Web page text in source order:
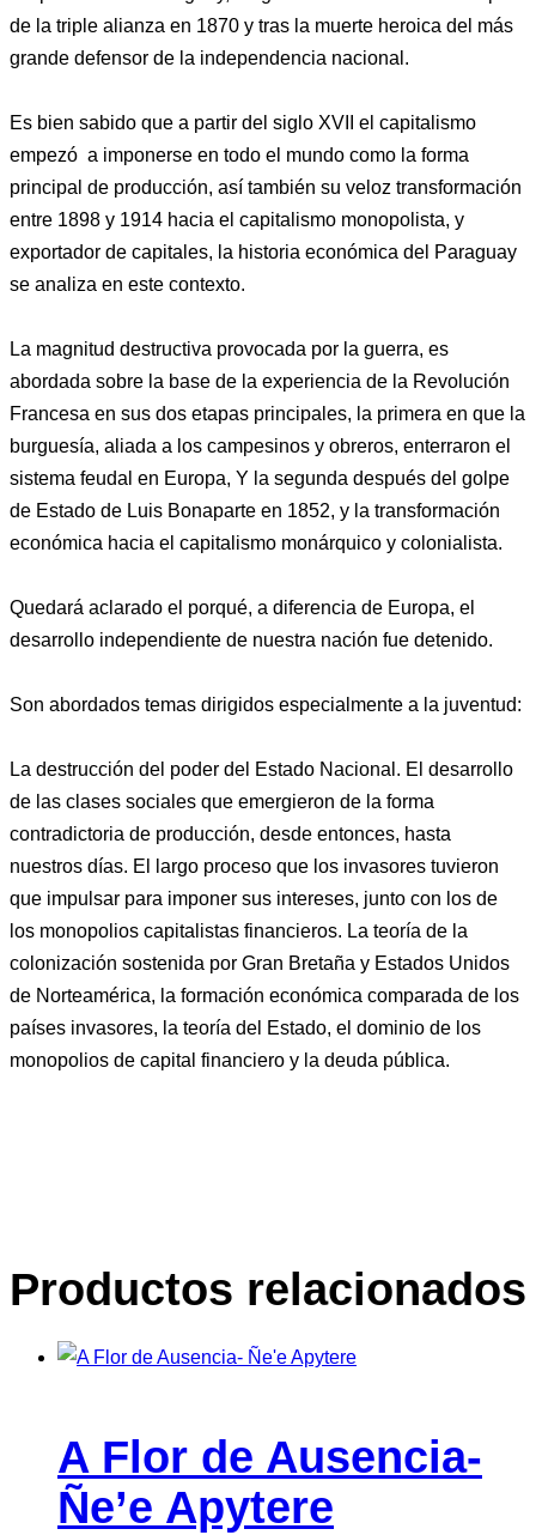
de la triple alianza en 1870 y tras la muerte heroica del más
grande defensor de la independencia nacional.
Es bien sabido que a partir del siglo XVII el capitalismo
empezó a imponerse en todo el mundo como la forma
principal de producción, así también su veloz transformación
entre 1898 y 1914 hacia el capitalismo monopolista, y
exportador de capitales, la historia económica del Paraguay
se analiza en este contexto.
La magnitud destructiva provocada por la guerra, es
abordada sobre la base de la experiencia de la Revolución
Francesa en sus dos etapas principales, la primera en que la
burguesía, aliada a los campesinos y obreros, enterraron el
sistema feudal en Europa, Y la segunda después del golpe
de Estado de Luis Bonaparte en 1852, y la transformación
económica hacia el capitalismo monárquico y colonialista.
Quedará aclarado el porqué, a diferencia de Europa, el
desarrollo independiente de nuestra nación fue detenido.
Son abordados temas dirigidos especialmente a la juventud:
La destrucción del poder del Estado Nacional. El desarrollo
de las clases sociales que emergieron de la forma
contradictoria de producción, desde entonces, hasta
nuestros días. El largo proceso que los invasores tuvieron
que impulsar para imponer sus intereses, junto con los de
los monopolios capitalistas financieros. La teoría de la
colonización sostenida por Gran Bretaña y Estados Unidos
de Norteamérica, la formación económica comparada de los
países invasores, la teoría del Estado, el dominio de los
monopolios de capital financiero y la deuda pública.
Productos relacionados
A Flor de Ausencia-
Ñe’e Apytere